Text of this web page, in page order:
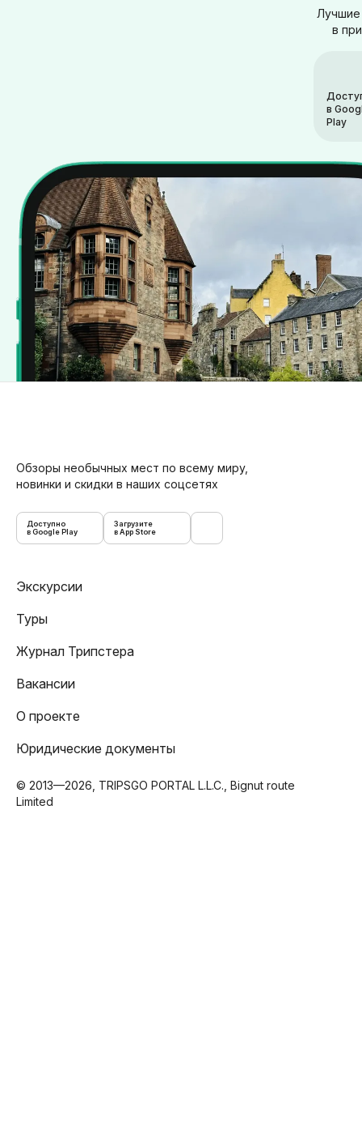
в
в
Play
Обзоры необычных мест по всему миру,
новинки и скидки в наших соцсетях
Доступно
в Google Play
Загрузите
в App Store
Экскурсии
Туры
Журнал Трипстера
Вакансии
О проекте
Юридические документы
© 2013—2026, TRIPSGO PORTAL L.L.C., Bignut route
Limited